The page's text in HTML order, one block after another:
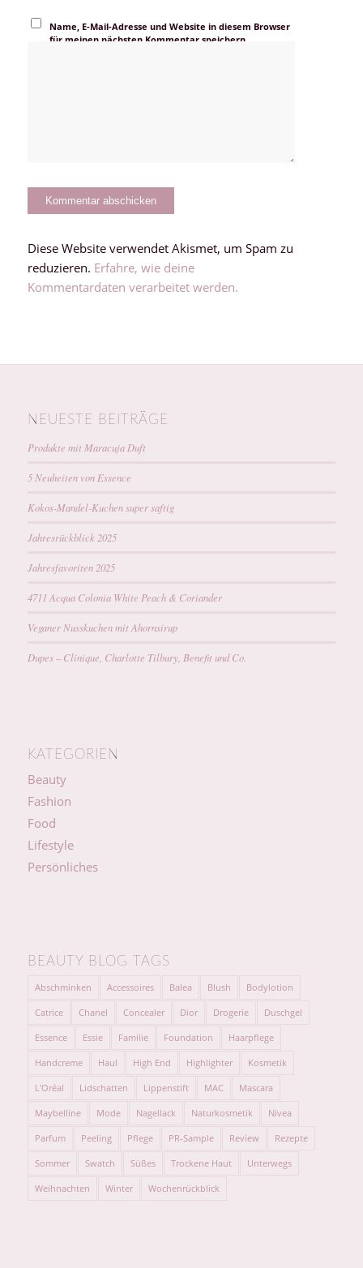
Name, E-Mail-Adresse und Website in diesem Browser
für meinen nächsten Kommentar speichern.
Diese Website verwendet Akismet, um Spam zu
reduzieren. Erfahre, wie deine
Kommentardaten verarbeitet werden.
NEUESTE BEITRÄGE
Produkte mit Maracuja Duft
5 Neuheiten von Essence
Kokos-Mandel-Kuchen super saftig
Jahresrückblick 2025
Jahresfavoriten 2025
4711 Acqua Colonia White Peach & Coriander
Veganer Nusskuchen mit Ahornsirup
Dupes – Clinique, Charlotte Tilbury, Benefit und Co.
KATEGORIEN
Beauty
Fashion
Food
Lifestyle
Persönliches
BEAUTY BLOG TAGS
Abschminken Accessoires Balea Blush Bodylotion
Catrice Chanel Concealer Dior Drogerie Duschgel
Essence Essie Familie Foundation Haarpflege
Handcreme Haul High End Highlighter Kosmetik
L'Oréal Lidschatten Lippenstift MAC Mascara
Maybelline Mode Nagellack Naturkosmetik Nivea
Parfum Peeling Pflege PR-Sample Review Rezepte
Sommer Swatch Süßes Trockene Haut Unterwegs
Weihnachten Winter Wochenrückblick